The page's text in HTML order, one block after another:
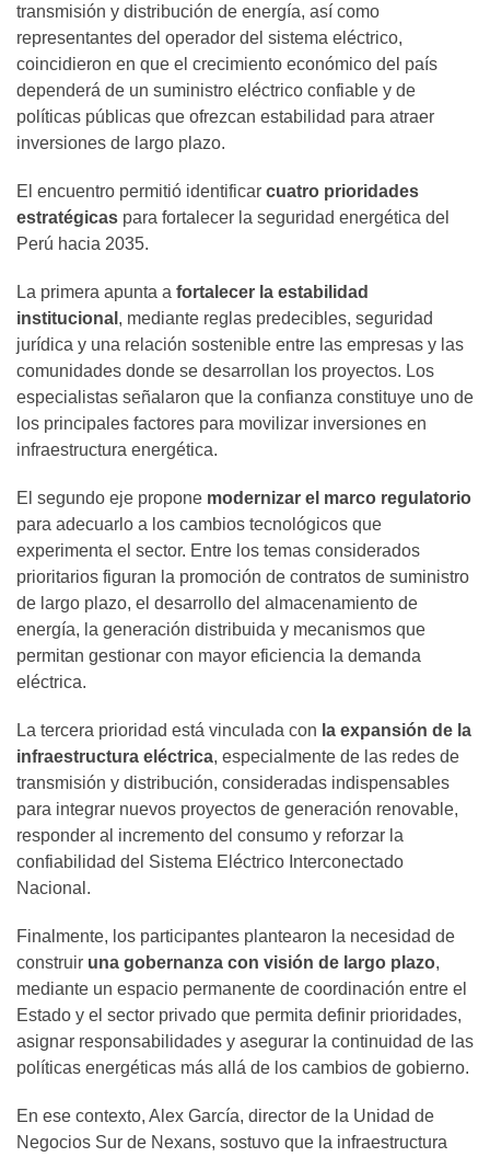
transmisión y distribución de energía, así como
representantes del operador del sistema eléctrico,
coincidieron en que el crecimiento económico del país
dependerá de un suministro eléctrico confiable y de
políticas públicas que ofrezcan estabilidad para atraer
inversiones de largo plazo.
El encuentro permitió identificar cuatro prioridades
estratégicas para fortalecer la seguridad energética del
Perú hacia 2035.
La primera apunta a fortalecer la estabilidad
institucional , mediante reglas predecibles, seguridad
jurídica y una relación sostenible entre las empresas y las
comunidades donde se desarrollan los proyectos. Los
especialistas señalaron que la confianza constituye uno de
los principales factores para movilizar inversiones en
infraestructura energética.
El segundo eje propone modernizar el marco regulatorio
para adecuarlo a los cambios tecnológicos que
experimenta el sector. Entre los temas considerados
prioritarios figuran la promoción de contratos de suministro
de largo plazo, el desarrollo del almacenamiento de
energía, la generación distribuida y mecanismos que
permitan gestionar con mayor eficiencia la demanda
eléctrica.
La tercera prioridad está vinculada con la expansión de la
infraestructura eléctrica, especialmente de las redes de
transmisión y distribución, consideradas indispensables
para integrar nuevos proyectos de generación renovable,
responder al incremento del consumo y reforzar la
confiabilidad del Sistema Eléctrico Interconectado
Nacional.
Finalmente, los participantes plantearon la necesidad de
construir una gobernanza con visión de largo plazo,
mediante un espacio permanente de coordinación entre el
Estado y el sector privado que permita definir prioridades,
asignar responsabilidades y asegurar la continuidad de las
políticas energéticas más allá de los cambios de gobierno.
En ese contexto, Alex García, director de la Unidad de
Negocios Sur de Nexans, sostuvo que la infraestructura